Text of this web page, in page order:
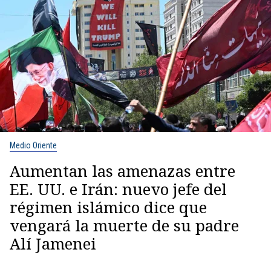
Medio Oriente
Aumentan las amenazas entre
EE. UU. e Irán: nuevo jefe del
régimen islámico dice que
vengará la muerte de su padre
Alí Jamenei